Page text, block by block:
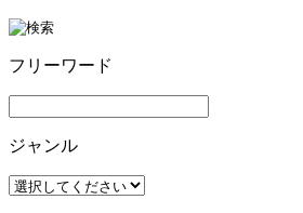
フリーワード
ジャンル